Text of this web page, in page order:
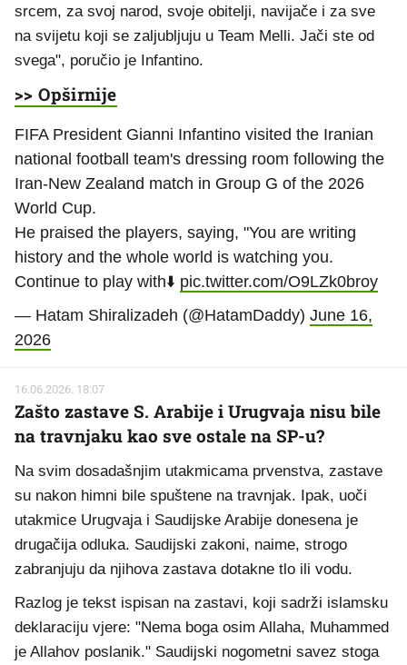
srcem, za svoj narod, svoje obitelji, navijače i za sve
na svijetu koji se zaljubljuju u Team Melli. Jači ste od
svega", poručio je Infantino.
>> Opširnije
FIFA President Gianni Infantino visited the Iranian
national football team's dressing room following the
Iran-New Zealand match in Group G of the 2026
World Cup.
He praised the players, saying, "You are writing
history and the whole world is watching you.
Continue to play with⬇️ pic.twitter.com/O9LZk0broy
— Hatam Shiralizadeh (@HatamDaddy) June 16,
2026
16.06.2026. 18:07
Zašto zastave S. Arabije i Urugvaja nisu bile
na travnjaku kao sve ostale na SP-u?
Na svim dosadašnjim utakmicama prvenstva, zastave
su nakon himni bile spuštene na travnjak. Ipak, uoči
utakmice Urugvaja i Saudijske Arabije donesena je
drugačija odluka. Saudijski zakoni, naime, strogo
zabranjuju da njihova zastava dotakne tlo ili vodu.
Razlog je tekst ispisan na zastavi, koji sadrži islamsku
deklaraciju vjere: "Nema boga osim Allaha, Muhammed
je Allahov poslanik." Saudijski nogometni savez stoga